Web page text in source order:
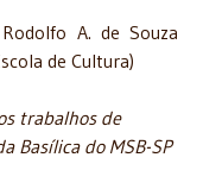
A. de Souza
de Cultura)
trabalhos de
Basílica do MSB-SP